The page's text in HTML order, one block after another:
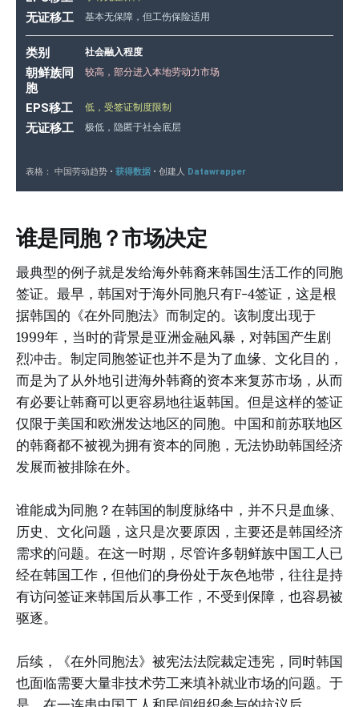
谁是同胞？市场决定
最典型的例子就是发给海外韩裔来韩国生活工作的同胞
签证。最早，韩国对于海外同胞只有F-4签证，这是根
据韩国的《在外同胞法》而制定的。该制度出现于
1999年，当时的背景是亚洲金融风暴，对韩国产生剧
烈冲击。制定同胞签证也并不是为了血缘、文化目的，
而是为了从外地引进海外韩裔的资本来复苏市场，从而
有必要让韩裔可以更容易地往返韩国。但是这样的签证
仅限于美国和欧洲发达地区的同胞。中国和前苏联地区
的韩裔都不被视为拥有资本的同胞，无法协助韩国经济
发展而被排除在外。
谁能成为同胞？在韩国的制度脉络中，并不只是血缘、
历史、文化问题，这只是次要原因，主要还是韩国经济
需求的问题。在这一时期，尽管许多朝鲜族中国工人已
经在韩国工作，但他们的身份处于灰色地带，往往是持
有访问签证来韩国后从事工作，不受到保障，也容易被
驱逐。
后续，《在外同胞法》被宪法法院裁定违宪，同时韩国
也面临需要大量非技术劳工来填补就业市场的问题。于